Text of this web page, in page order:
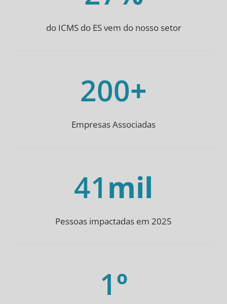
do ICMS do ES vem do nosso setor
200+
Empresas Associadas
41mil
Pessoas impactadas em 2025
1º